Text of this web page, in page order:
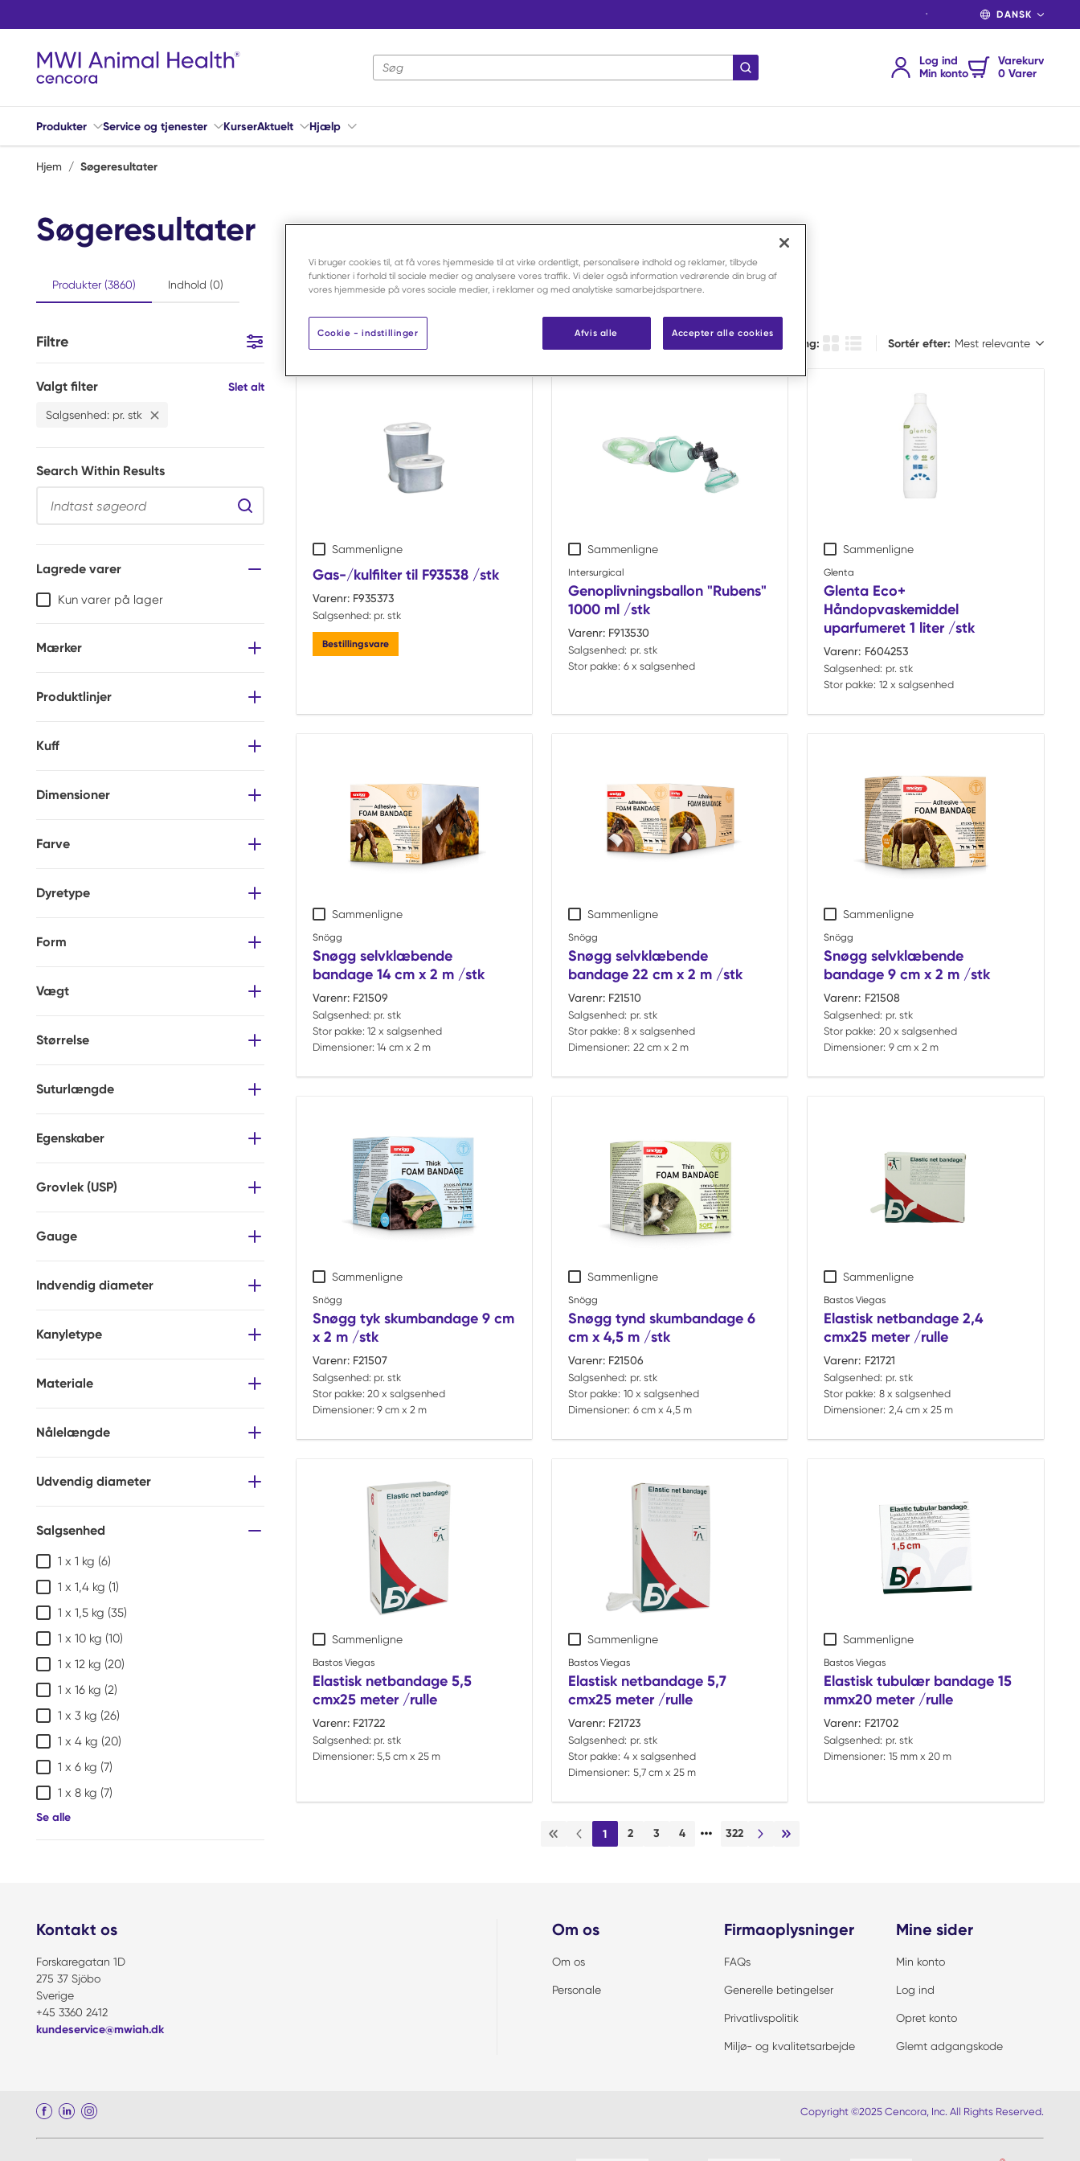
SPROG
Webstedssøgning
indsend søgning
Log ind
Min konto
Varekurv
0 Varer
Produkter Service og tjenester KurserAktuelt Hjælp
Hjem / Søgeresultater
Søgeresultater
Produkter (3860) Indhold (0)
Filtre Spring til resultater
Valgt filter Slet altFiltre
Salgsenhed: pr. stk Slet
Search Within Results
Search Within Results
Lagrede varer
Kun varer på lager
Mærker
Produktlinjer
Kuff
Dimensioner
Farve
Dyretype
Form
Vægt
Størrelse
Suturlængde
Egenskaber
Grovlek (USP)
Gauge
Indvendig diameter
Kanyletype
Materiale
Nålelængde
Udvendig diameter
Salgsenhed
1 x 1 kg (6)
1 x 1,4 kg (1)
1 x 1,5 kg (35)
1 x 10 kg (10)
1 x 12 kg (20)
1 x 16 kg (2)
1 x 3 kg (26)
1 x 4 kg (20)
1 x 6 kg (7)
1 x 8 kg (7)
Se alle
Vælg visning: Produkt Gittervisning
Produktlistevisning
Sortér efter:
Sortér efter:
Sammenligne
Gas-/kulfilter til F93538 /stk
Varenr: F935373
Salgsenhed: pr. stk
Bestillingsvare
Sammenligne
Intersurgical
Genoplivningsballon "Rubens"
1000 ml /stk
Varenr: F913530
Salgsenhed: pr. stk
Stor pakke: 6 x salgsenhed
Sammenligne
Glenta
Glenta Eco+
Håndopvaskemiddel
uparfumeret 1 liter /stk
Varenr: F604253
Salgsenhed: pr. stk
Stor pakke: 12 x salgsenhed
Sammenligne
Snögg
Snøgg selvklæbende
bandage 14 cm x 2 m /stk
Varenr: F21509
Salgsenhed: pr. stk
Stor pakke: 12 x salgsenhed
Dimensioner: 14 cm x 2 m
Sammenligne
Snögg
Snøgg selvklæbende
bandage 22 cm x 2 m /stk
Varenr: F21510
Salgsenhed: pr. stk
Stor pakke: 8 x salgsenhed
Dimensioner: 22 cm x 2 m
Sammenligne
Snögg
Snøgg selvklæbende
bandage 9 cm x 2 m /stk
Varenr: F21508
Salgsenhed: pr. stk
Stor pakke: 20 x salgsenhed
Dimensioner: 9 cm x 2 m
Sammenligne
Snögg
Snøgg tyk skumbandage 9 cm
x 2 m /stk
Varenr: F21507
Salgsenhed: pr. stk
Stor pakke: 20 x salgsenhed
Dimensioner: 9 cm x 2 m
Sammenligne
Snögg
Snøgg tynd skumbandage 6
cm x 4,5 m /stk
Varenr: F21506
Salgsenhed: pr. stk
Stor pakke: 10 x salgsenhed
Dimensioner: 6 cm x 4,5 m
Sammenligne
Bastos Viegas
Elastisk netbandage 2,4
cmx25 meter /rulle
Varenr: F21721
Salgsenhed: pr. stk
Stor pakke: 8 x salgsenhed
Dimensioner: 2,4 cm x 25 m
Sammenligne
Bastos Viegas
Elastisk netbandage 5,5
cmx25 meter /rulle
Varenr: F21722
Salgsenhed: pr. stk
Dimensioner: 5,5 cm x 25 m
Sammenligne
Bastos Viegas
Elastisk netbandage 5,7
cmx25 meter /rulle
Varenr: F21723
Salgsenhed: pr. stk
Stor pakke: 4 x salgsenhed
Dimensioner: 5,7 cm x 25 m
Sammenligne
Bastos Viegas
Elastisk tubulær bandage 15
mmx20 meter /rulle
Varenr: F21702
Salgsenhed: pr. stk
Dimensioner: 15 mm x 20 m
Første sideForrige side
1 2 3 4 … 322
Næste sideSidste side
Kontakt os
Forskaregatan 1D
275 37 Sjöbo
Sverige
+45 3360 2412
kundeservice@mwiah.dk
Om os
Om os
Personale
Firmaoplysninger
FAQs
Generelle betingelser
Privatlivspolitik
Miljø- og kvalitetsarbejde
Mine sider
Min konto
Log ind
Opret konto
Glemt adgangskode
Copyright ©2025 Cencora, Inc. All Rights Reserved.
Vi bruger cookies til, at få vores hjemmeside til at virke ordentligt, personalisere indhold og reklamer, tilbyde
funktioner i forhold til sociale medier og analysere vores traffik. Vi deler også information vedrørende din brug af
vores hjemmeside på vores sociale medier, i reklamer og med analytiske samarbejdspartnere.
Afvis alle Accepter alle cookies
Cookie - indstillinger